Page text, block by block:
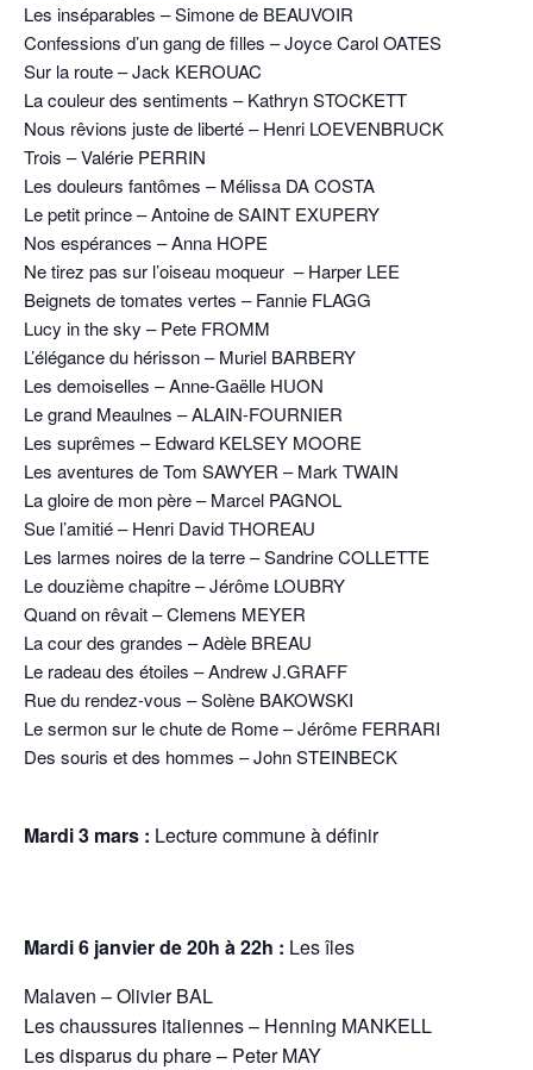
Les inséparables – Simone de BEAUVOIR
Confessions d’un gang de filles – Joyce Carol OATES
Sur la route – Jack KEROUAC
La couleur des sentiments – Kathryn STOCKETT
Nous rêvions juste de liberté – Henri LOEVENBRUCK
Trois – Valérie PERRIN
Les douleurs fantômes – Mélissa DA COSTA
Le petit prince – Antoine de SAINT EXUPERY
Nos espérances – Anna HOPE
Ne tirez pas sur l’oiseau moqueur – Harper LEE
Beignets de tomates vertes – Fannie FLAGG
Lucy in the sky – Pete FROMM
L’élégance du hérisson – Muriel BARBERY
Les demoiselles – Anne-Gaëlle HUON
Le grand Meaulnes – ALAIN-FOURNIER
Les suprêmes – Edward KELSEY MOORE
Les aventures de Tom SAWYER – Mark TWAIN
La gloire de mon père – Marcel PAGNOL
Sue l’amitié – Henri David THOREAU
Les larmes noires de la terre – Sandrine COLLETTE
Le douzième chapitre – Jérôme LOUBRY
Quand on rêvait – Clemens MEYER
La cour des grandes – Adèle BREAU
Le radeau des étoiles – Andrew J.GRAFF
Rue du rendez-vous – Solène BAKOWSKI
Le sermon sur le chute de Rome – Jérôme FERRARI
Des souris et des hommes – John STEINBECK
Mardi 3 mars : Lecture commune à définir
Mardi 6 janvier de 20h à 22h : Les îles
Malaven – Olivier BAL
Les chaussures italiennes – Henning MANKELL
Les disparus du phare – Peter MAY